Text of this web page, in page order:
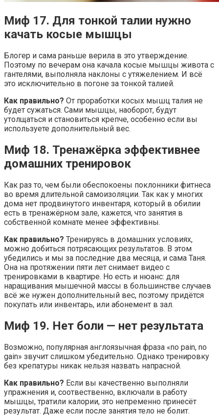
Миф 17. Для тонкой талии нужно
качать косые мышцы
Блогер и сама раньше верила в это утверждение.
Поэтому по вечерам она качала косые мышцы живота с
гантелями, выполняла наклоны с утяжелением. И всё
это исключительно в погоне за тонкой талией.
Как правильно? От проработки косых мышц талия не
будет сужаться. Сами мышцы, наоборот, будут
утолщаться и становиться крепче, особенно если вы
используете дополнительный вес.
Миф 18. Тренажёрка эффективнее
домашних тренировок
Как раз то, чем были обеспокоены поклонники фитнеса
во время длительной самоизоляции. Так как у многих
дома нет продвинутого инвентаря, который в обилии
есть в тренажёрном зале, кажется, что занятия в
собственной комнате менее эффективны.
Как правильно? Тренируясь в домашних условиях,
можно добиться потрясающих результатов. В этом
убедились и мы за последние два месяца, и сама Таня.
Она на протяжении пяти лет снимает видео с
тренировками в квартире. Но есть и нюанс: для
наращивания мышечной массы в большинстве случаев
всё же нужен дополнительный вес, поэтому придётся
покупать или инвентарь, или абонемент в зал.
Миф 19. Нет боли — нет результата
Возможно, популярная англоязычная фраза «no pain, no
gain» звучит слишком убедительно. Однако тренировку
без крепатуры никак нельзя назвать напрасной.
Как правильно? Если вы качественно выполняли
упражнения и, соотвественно, включали в работу
мышцы, тратили калории, это непременно принесёт
результат. Даже если после занятия тело не болит.